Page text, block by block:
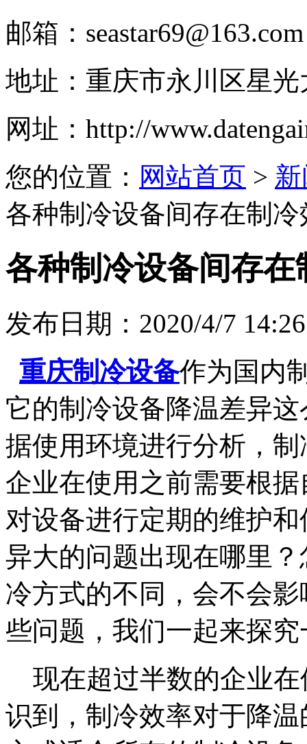
邮箱： seastar69@163.com
地址： 重庆市永川区星
网址： http://
您的位置： 网站首页 >
各种制冷设备间存在制
各种制冷设备间存
发布日期：2020/4/7
重庆制冷设备作为国内
它的制冷设备降温差异
据使用环境进行分析，
企业在使用之前需要根
对设备进行定期的维护
异大的问题出现在哪里
冷方式的不同，会不会
些问题，我们一起来探究
现在超过半数的企业
识到，制冷效率对于降